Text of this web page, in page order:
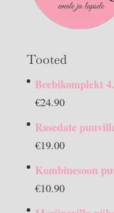
Tooted
Beebikomplekt
€24.90
Rasedate
€19.00
Kombinesoon
€10.90